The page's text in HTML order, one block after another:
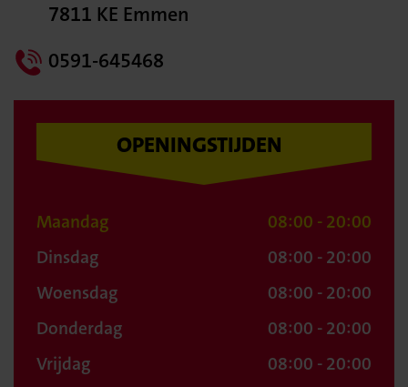
7811 KE Emmen
0591-645468
OPENINGSTIJDEN
Maandag
08:00 - 20:00
Dinsdag
08:00 - 20:00
Woensdag
08:00 - 20:00
Donderdag
08:00 - 20:00
Vrijdag
08:00 - 20:00